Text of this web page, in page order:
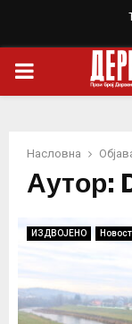
PRIMARY
Насловна
Аутор:
ИЗДВОЈЕНО